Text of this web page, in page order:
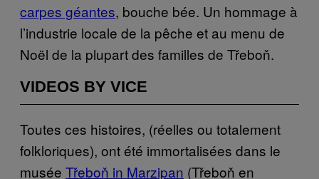
carpes géantes, bouche bée. Un hommage à
l’industrie locale de la pêche et au menu de
Noël de la plupart des familles de Třeboň.
VIDEOS BY VICE
Toutes ces histoires, (réelles ou totalement
folkloriques), ont été immortalisées dans le
musée Třeboň in Marzipan (Třeboň en